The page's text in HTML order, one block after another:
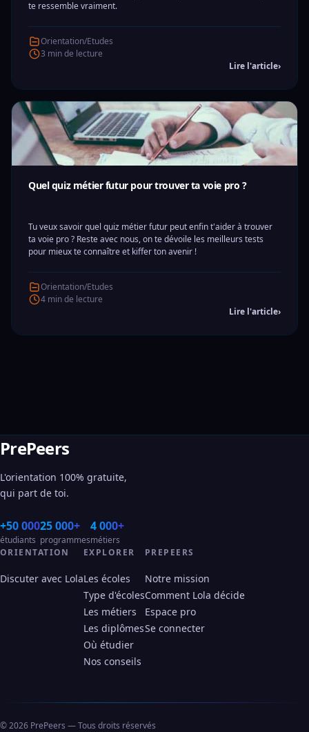
te ressemble vraiment.
Orientation/Etudes
3 min de lecture
Lire l'article›
Quel quiz métier futur pour trouver ta voie pro ?
Tu veux savoir quel quiz métier futur peut enfin t'aider à trouver
ta voie pro ? Reste avec nous, on te dévoile les meilleurs tests
pour mieux te connaître et kiffer ton avenir !
Orientation/Etudes
4 min de lecture
Lire l'article›
PrePeers
L'orientation 100% gratuite,
qui part de toi.
+50 000
étudiants
25 000+
programmes
4 000+
métiers
ORIENTATION
Discuter avec Lola
EXPLORER
Les écoles
Type d'écoles
Les métiers
Les diplômes
Où étudier
Nos conseils
PREPEERS
Notre mission
Comment Lola décide
Espace pro
Se connecter
© 2026 PrePeers — Tous droits réservés